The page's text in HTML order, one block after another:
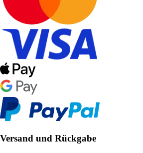
Versand und Rückgabe